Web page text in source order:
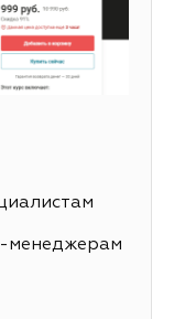
менеджерам